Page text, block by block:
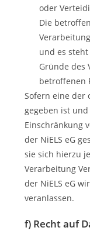
oder
Die
und es
Gründe des
betroffenen
Sofern eine der
gegeben ist
Einschränkung
der NiELS eG
sie sich hierzu
Verarbeitung
der NiELS eG
veranlassen.
f) Recht auf